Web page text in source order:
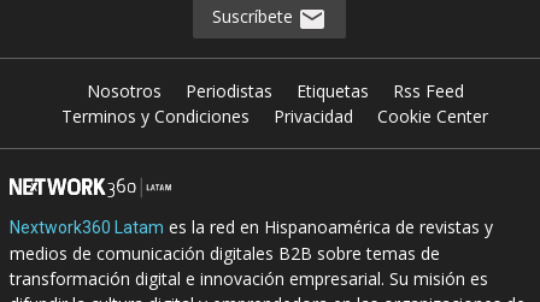
Suscríbete
Nosotros Periodistas Etiquetas
Rss Feed
Terminos y Condiciones
Privacidad Cookie Center
Nextwork360 Latam es la red en Hispanoamérica de revistas y
medios de comunicación digitales B2B sobre temas de
transformación digital e innovación empresarial. Su misión es